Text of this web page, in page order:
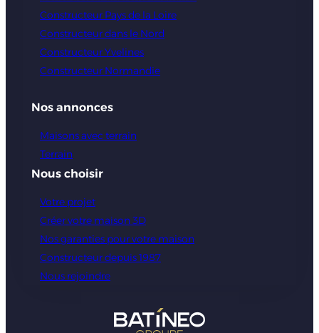
Constructeur Pays de la Loire
Constructeur dans le Nord
Constructeur Yvelines
Constructeur Normandie
Nos annonces
Maisons avec terrain
Terrain
Nous choisir
Votre projet
Créer votre maison 3D
Nos garanties pour votre maison
Constructeur depuis 1987
Nous rejoindre